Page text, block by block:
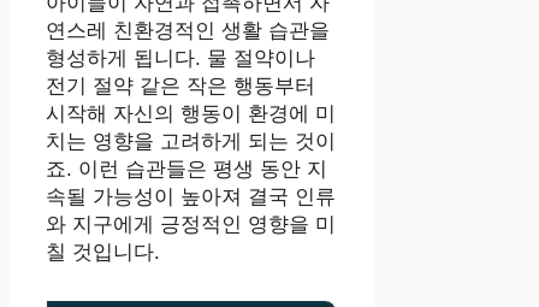
연스레 친환경적인 생활 습관을
형성하게 됩니다. 물 절약이나
전기 절약 같은 작은 행동부터
시작해 자신의 행동이 환경에 미
치는 영향을 고려하게 되는 것이
죠. 이런 습관들은 평생 동안 지
속될 가능성이 높아져 결국 인류
와 지구에게 긍정적인 영향을 미
칠 것입니다.